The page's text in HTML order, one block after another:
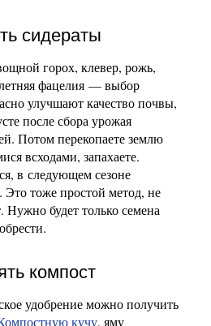
сидераты
горох, клевер, рожь,
фацелия — выбор
улучшают качество почвы,
после сбора урожая
Потом перекопаете землю
всходами, запахаете.
в следующем сезоне
тоже простой метод, не
будет только семена
компост
удобрение можно получить
кучу, яму